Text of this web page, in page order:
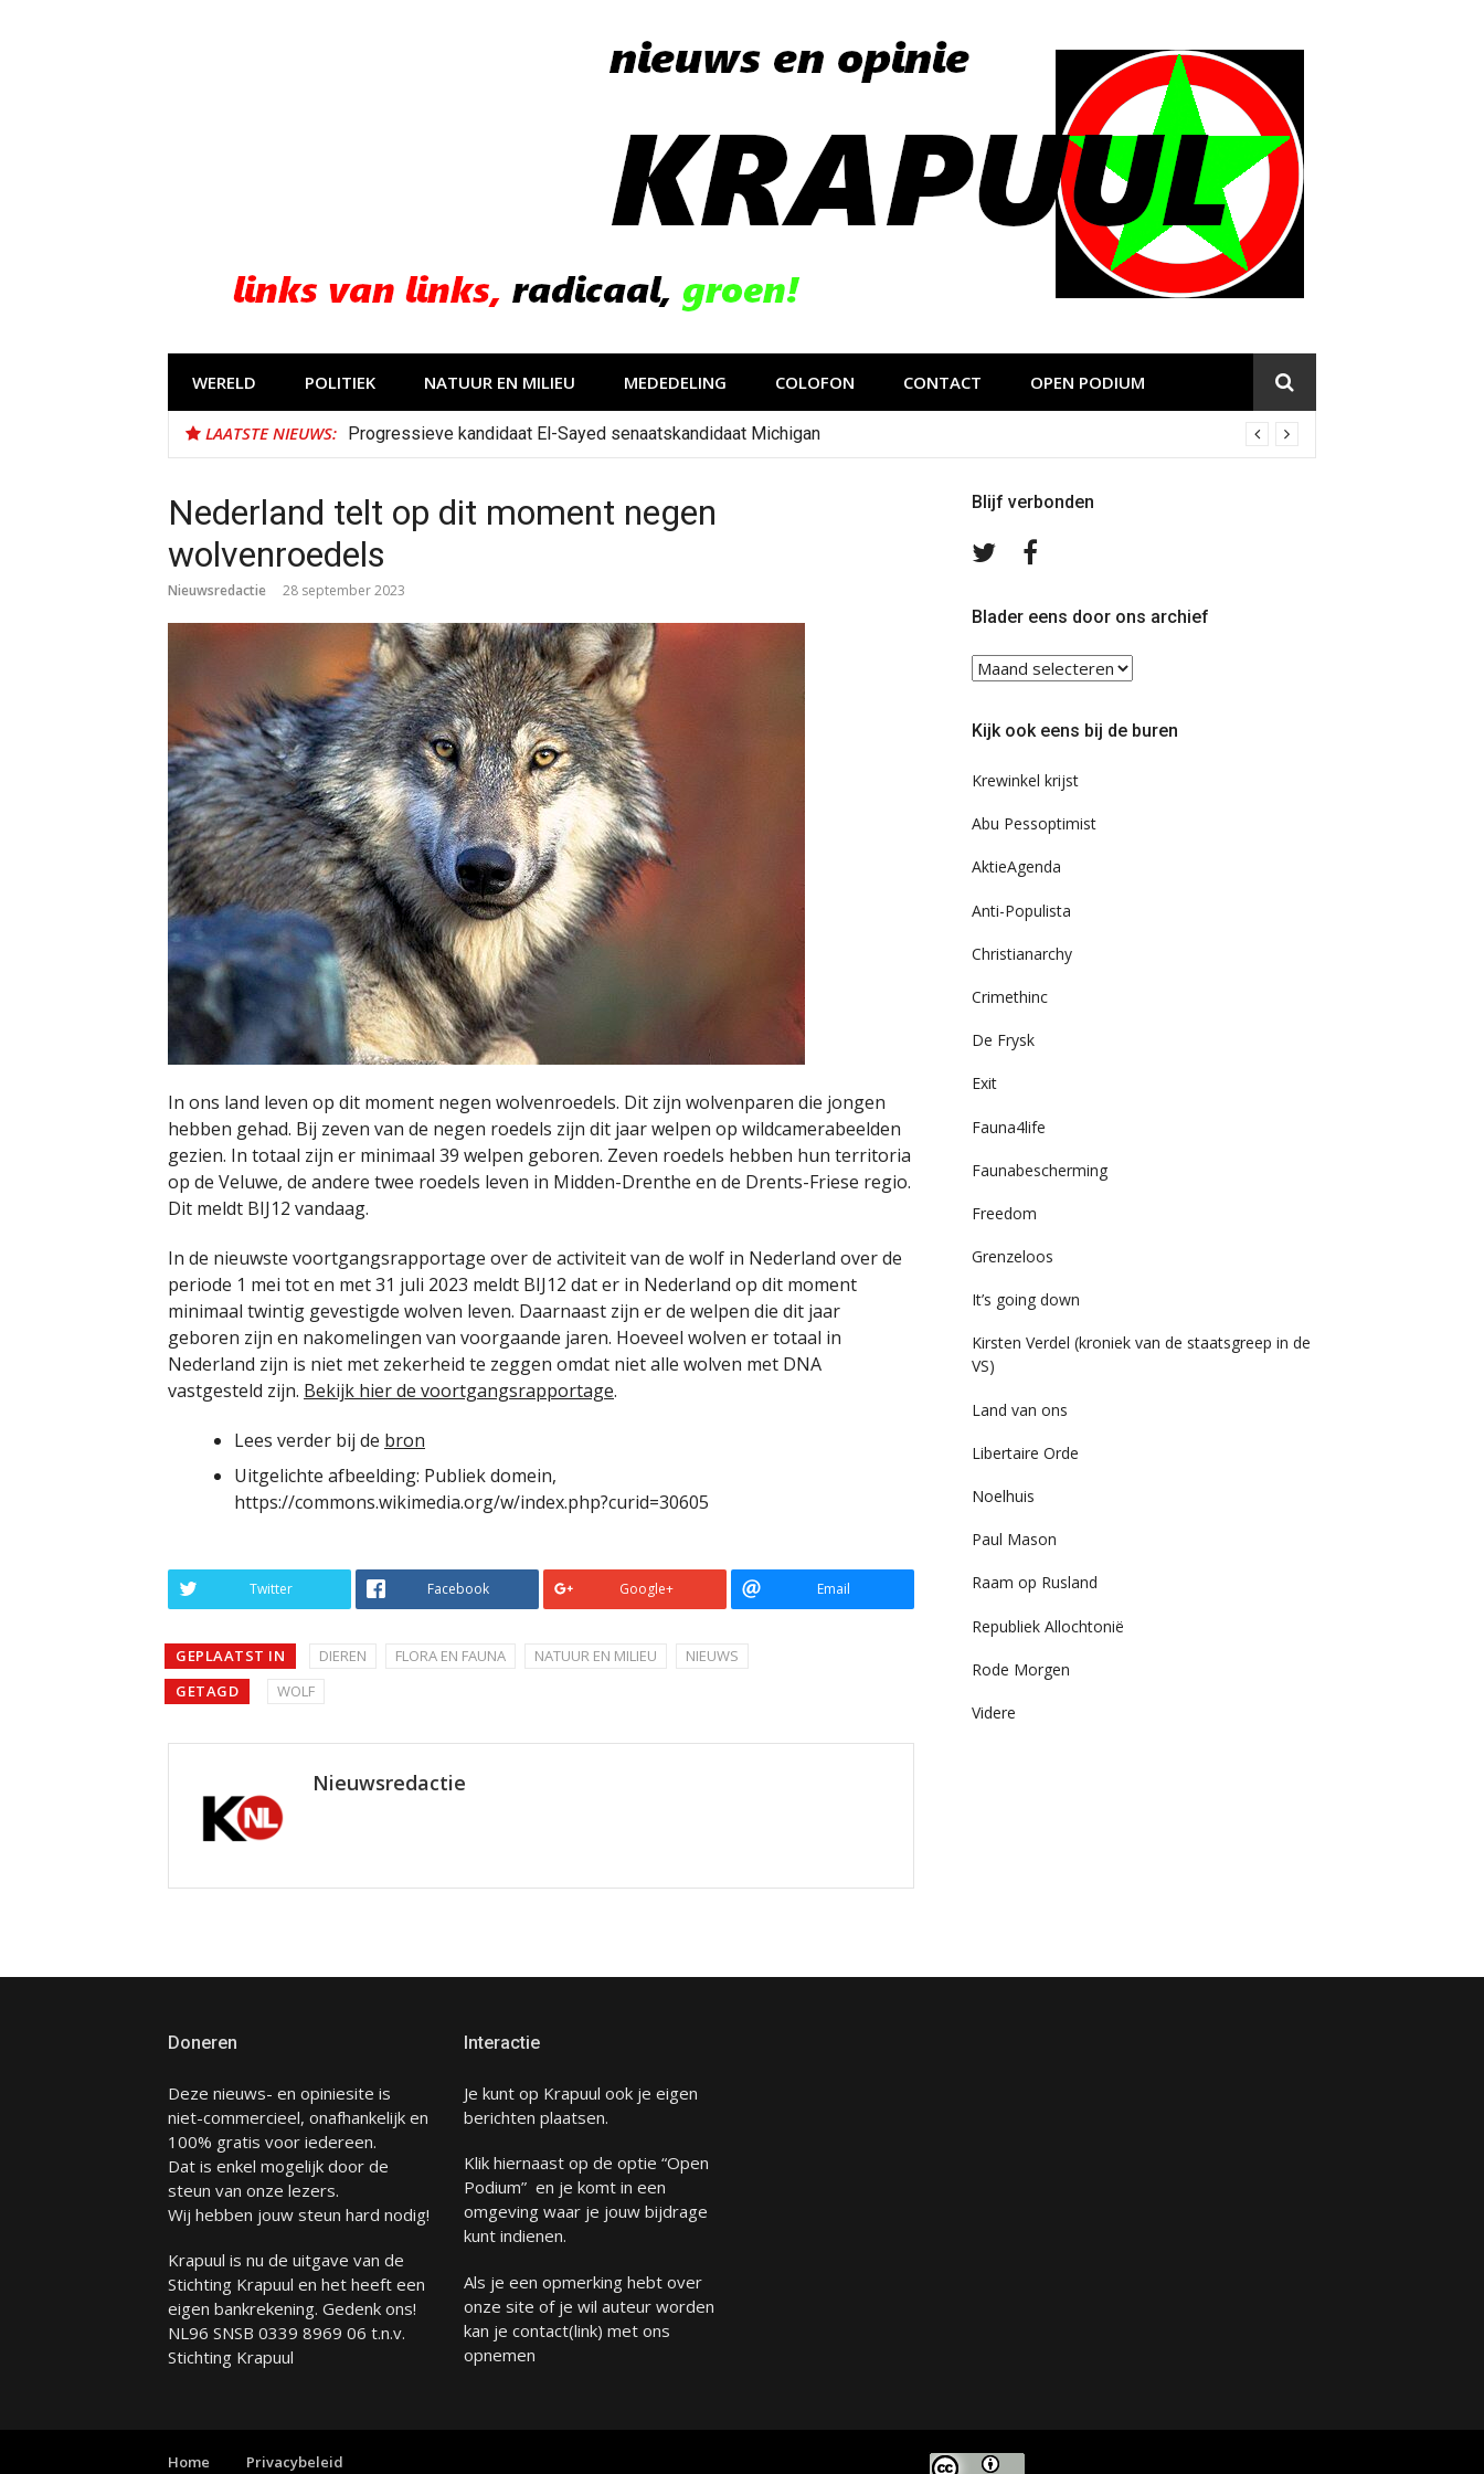
WERELD POLITIEK NATUUR EN MILIEU MEDEDELING COLOFON CONTACT OPEN PODIUM
LAATSTE NIEUWS: Progressieve kandidaat El-Sayed senaatskandidaat Michigan
Nederland telt op dit moment negen
wolvenroedels
Nieuwsredactie 28 september 2023
In ons land leven op dit moment negen wolvenroedels. Dit zijn wolvenparen die jongen
hebben gehad. Bij zeven van de negen roedels zijn dit jaar welpen op wildcamerabeelden
gezien. In totaal zijn er minimaal 39 welpen geboren. Zeven roedels hebben hun territoria
op de Veluwe, de andere twee roedels leven in Midden-Drenthe en de Drents-Friese regio.
Dit meldt BIJ12 vandaag.
In de nieuwste voortgangsrapportage over de activiteit van de wolf in Nederland over de
periode 1 mei tot en met 31 juli 2023 meldt BIJ12 dat er in Nederland op dit moment
minimaal twintig gevestigde wolven leven. Daarnaast zijn er de welpen die dit jaar
geboren zijn en nakomelingen van voorgaande jaren. Hoeveel wolven er totaal in
Nederland zijn is niet met zekerheid te zeggen omdat niet alle wolven met DNA
vastgesteld zijn. Bekijk hier de voortgangsrapportage.
Lees verder bij de bron
Uitgelichte afbeelding: Publiek domein,
https://commons.wikimedia.org/w/index.php?curid=30605
Twitter Facebook Google+ Email
GEPLAATST IN DIEREN FLORA EN FAUNA NATUUR EN MILIEU
NIEUWS
GETAGD
WOLF
Nieuwsredactie
Blijf verbonden
Volg
TwitterFacebook
Blader eens door ons archief
Blader
eens
ons
Kijk ook eens bij de buren
Krewinkel krijst
Abu Pessoptimist
AktieAgenda
Anti-Populista
Christianarchy
Crimethinc
De Frysk
Exit
Fauna4life
Faunabescherming
Freedom
Grenzeloos
It’s going down
Kirsten Verdel (kroniek van de staatsgreep in de
VS)
Land van ons
Libertaire Orde
Noelhuis
Paul Mason
Raam op Rusland
Republiek Allochtonië
Rode Morgen
Videre
Doneren
Deze nieuws- en opiniesite is
niet-commercieel, onafhankelijk en
100% gratis voor iedereen.
Dat is enkel mogelijk door de
steun van onze lezers.
Wij hebben jouw steun hard nodig!
Krapuul is nu de uitgave van de
Stichting Krapuul en het heeft een
eigen bankrekening. Gedenk ons!
NL96 SNSB 0339 8969 06 t.n.v.
Stichting Krapuul
Interactie
Je kunt op Krapuul ook je eigen
berichten plaatsen.
Klik hiernaast op de optie “Open
Podium” en je komt in een
omgeving waar je jouw bijdrage
kunt indienen.
Als je een opmerking hebt over
onze site of je wil auteur worden
kan je contact(link) met ons
opnemen
Home Privacybeleid